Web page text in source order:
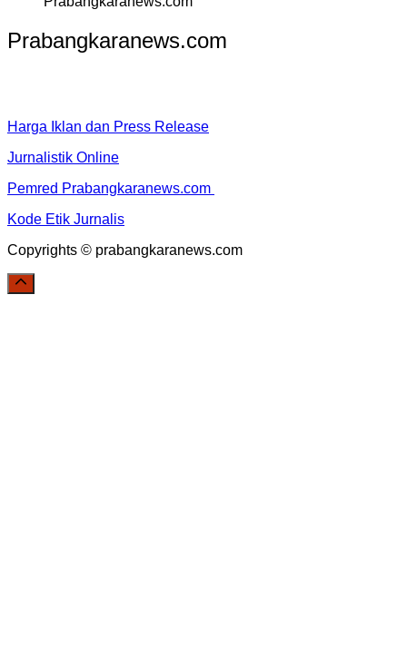
Prabangkaranews.com
Harga Iklan dan Press Release
Jurnalistik Online
Pemred Prabangkaranews.com
Kode Etik Jurnalis
Copyrights © prabangkaranews.com